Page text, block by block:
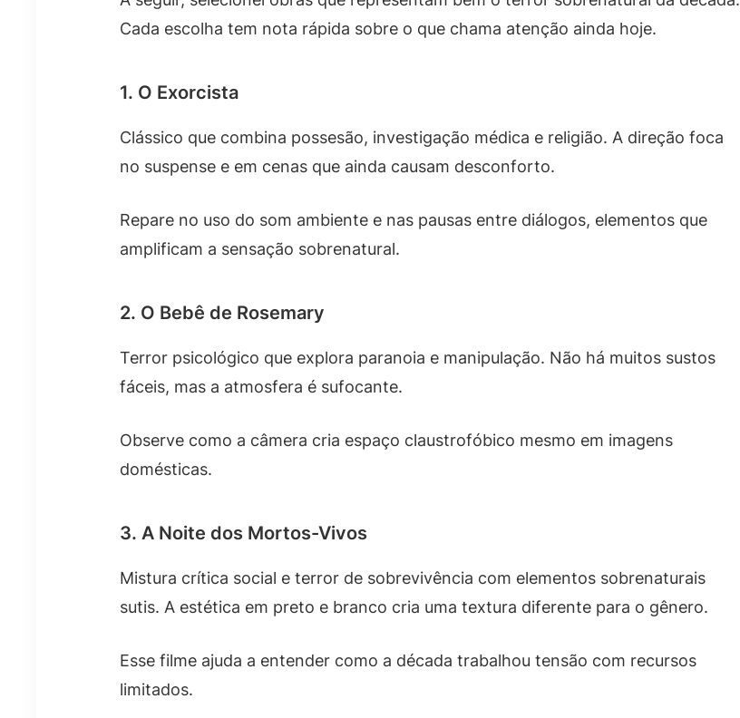
Cada escolha tem nota rápida sobre o que chama atenção ainda hoje.
1. O Exorcista
Clássico que combina possesão, investigação médica e religião. A direção foca
no suspense e em cenas que ainda causam desconforto.
Repare no uso do som ambiente e nas pausas entre diálogos, elementos que
amplificam a sensação sobrenatural.
2. O Bebê de Rosemary
Terror psicológico que explora paranoia e manipulação. Não há muitos sustos
fáceis, mas a atmosfera é sufocante.
Observe como a câmera cria espaço claustrofóbico mesmo em imagens
domésticas.
3. A Noite dos Mortos-Vivos
Mistura crítica social e terror de sobrevivência com elementos sobrenaturais
sutis. A estética em preto e branco cria uma textura diferente para o gênero.
Esse filme ajuda a entender como a década trabalhou tensão com recursos
limitados.